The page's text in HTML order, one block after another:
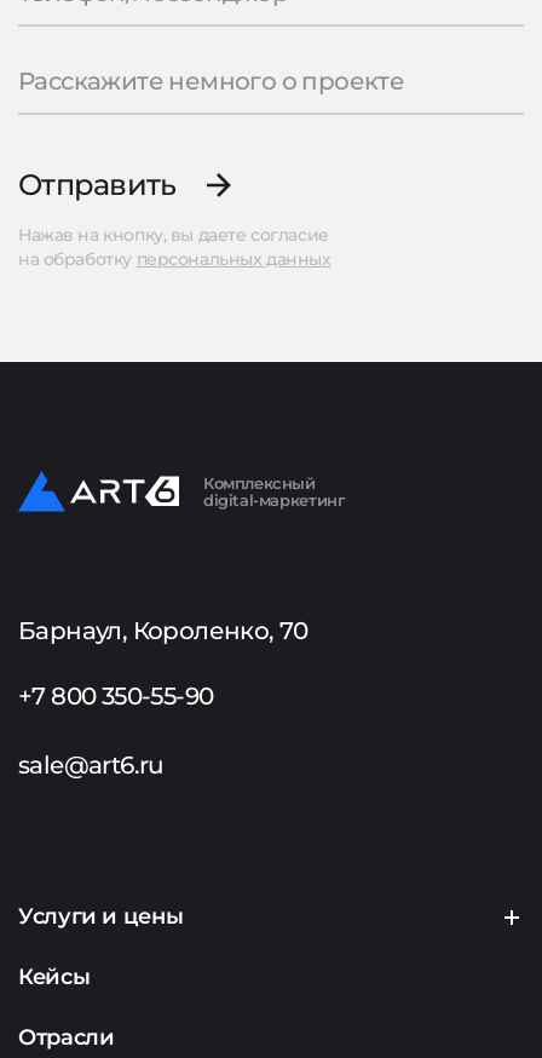
Отправить
Нажав на кнопку, вы даете согласие
на обработку персональных данных
Комплексный
digital-маркетинг
Барнаул, Короленко, 70
+7 800 350-55-90
sale@art6.ru
Услуги и цены
Создание сайтов
Продвижение сайтов
Кейсы
Отрасли